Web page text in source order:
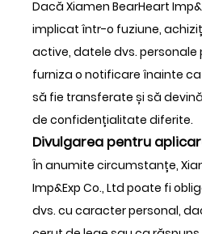
Dacă Xiamen BearHeart
implicat într-o fuziune,
active, datele dvs.
furniza o notificare înainte
să fie transferate și să
de confidențialitate diferite.
Divulgarea pentru
În anumite circumstanțe,
Imp&Exp Co., Ltd poate fi
dvs. cu caracter personal,